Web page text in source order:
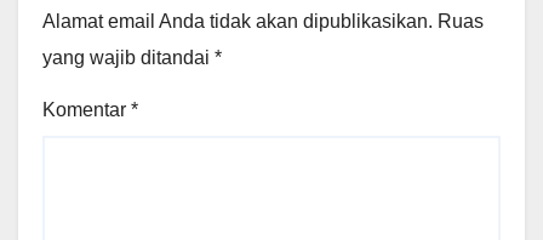
Alamat email Anda tidak akan dipublikasikan. Ruas
yang wajib ditandai *
Komentar *